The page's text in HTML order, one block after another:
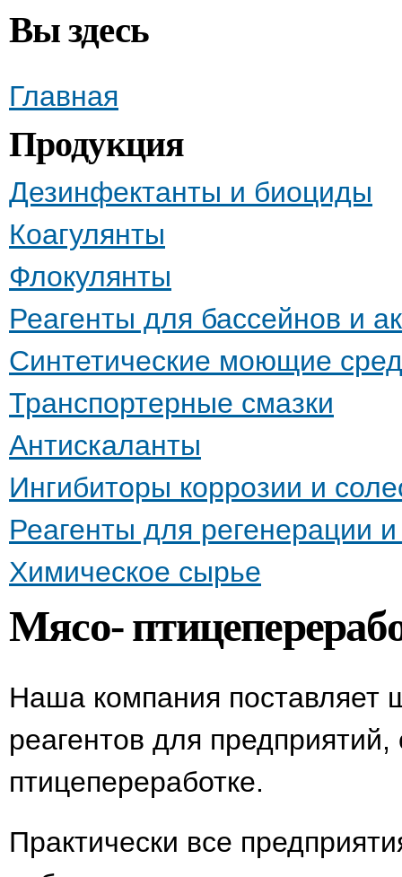
Вы здесь
Главная
Продукция
Дезинфектанты и биоциды
Коагулянты
Флокулянты
Реагенты для бассейнов и
Синтетические моющие
Транспортерные смазки
Антискаланты
Ингибиторы коррозии и
Реагенты для регенерации
Химическое сырье
Мясо-
Наша компания поставляет
реагентов для
птицепереработке.
Практически все